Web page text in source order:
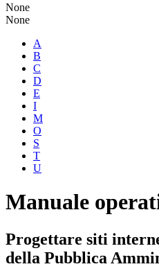
None
None
A
B
C
D
E
I
M
O
S
T
U
Manuale
Progettare siti
della Pubblica